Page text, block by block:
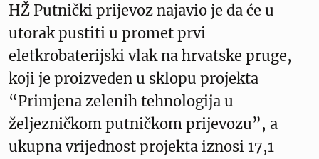
HŽ Putnički prijevoz najavio je da će u
utorak pustiti u promet prvi
eletkrobaterijski vlak na hrvatske pruge,
koji je proizveden u sklopu projekta
“Primjena zelenih tehnologija u
željezničkom putničkom prijevozu”, a
ukupna vrijednost projekta iznosi 17,1